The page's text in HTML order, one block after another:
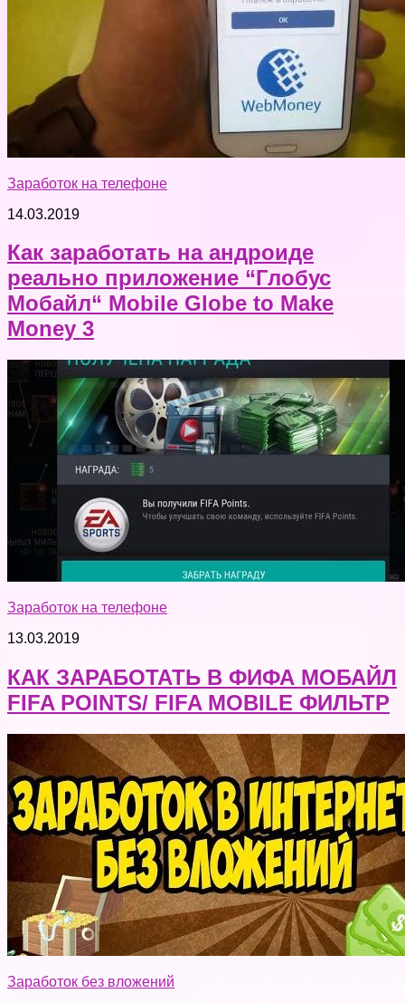
Заработок на телефоне
14.03.2019
Как заработать на андроиде
реально приложение “Глобус
Мобайл“ Mobile Globe to Make
Money 3
Заработок на телефоне
13.03.2019
КАК ЗАРАБОТАТЬ В ФИФА МОБАЙЛ
FIFA POINTS/ FIFA MOBILE ФИЛЬТР
Заработок без вложений